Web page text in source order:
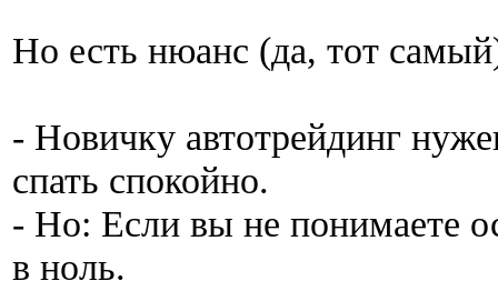
Но есть нюанс (да, тот
- Новичку автотрейдинг
спать спокойно.
- Но: Если вы не понимаете
в ноль.